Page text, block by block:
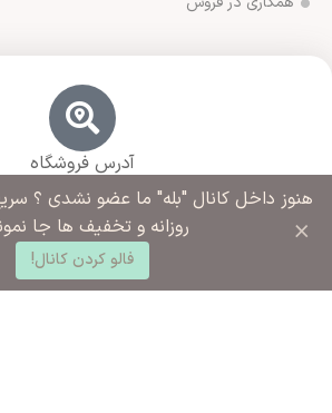
آدرس فروشگاه
ورامین مجتمع ادارات خیابان آزادگان
سبزواری نبش کوچه شهید
هنوز داخل کانال "بله" ما عضو نشدی ؟
روزانه و تخفیف ها جا
فالو کردن کانال!
×